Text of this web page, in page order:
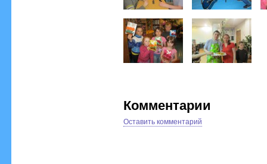
Комментарии
Оставить комментарий